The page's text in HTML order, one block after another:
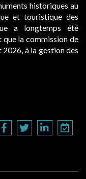
au
des
été
de
gestion des
également
public,